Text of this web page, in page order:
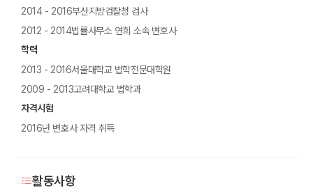
2014 - 2016부산지방검찰청 검사
2012 - 2014법률사무소 연희 소속 변호사
학력
2013 - 2016서울대학교 법학전문대학원
2009 - 2013고려대학교 법학과
자격시험
2016년 변호사 자격 취득
활동사항